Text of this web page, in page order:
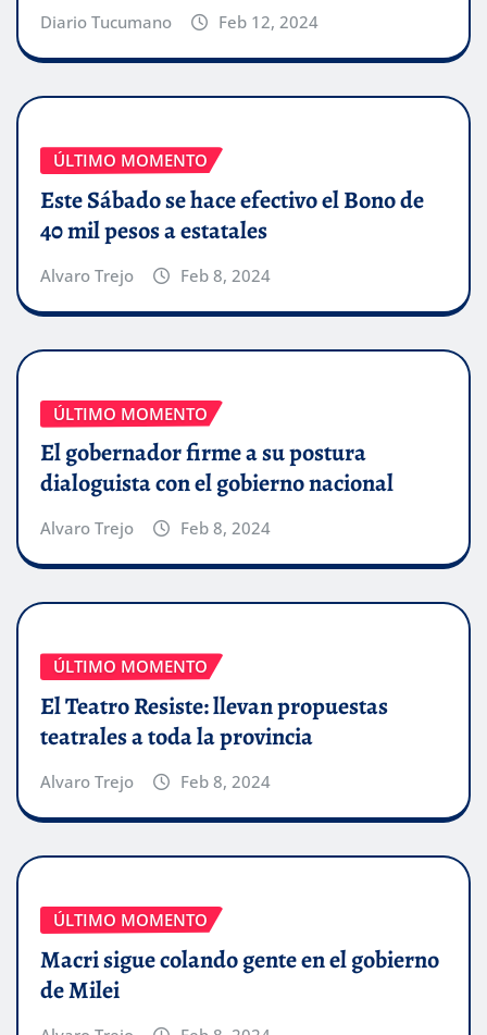
Diario Tucumano Feb 12, 2024
ÚLTIMO MOMENTO
Este Sábado se hace efectivo el Bono de
40 mil pesos a estatales
Alvaro Trejo Feb 8, 2024
ÚLTIMO MOMENTO
El gobernador firme a su postura
dialoguista con el gobierno nacional
Alvaro Trejo Feb 8, 2024
ÚLTIMO MOMENTO
El Teatro Resiste: llevan propuestas
teatrales a toda la provincia
Alvaro Trejo Feb 8, 2024
ÚLTIMO MOMENTO
Macri sigue colando gente en el gobierno
de Milei